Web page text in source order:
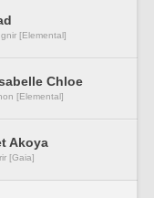
[Elemental]
Chloe
[Elemental]
Akoya
[Gaia]